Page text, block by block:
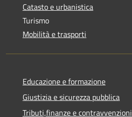
Catasto e urbanistica
Turismo
Mobilità e trasporti
Educazione e formazione
Giustizia e sicurezza pubblica
Tributi,finanze e contravvenzioni